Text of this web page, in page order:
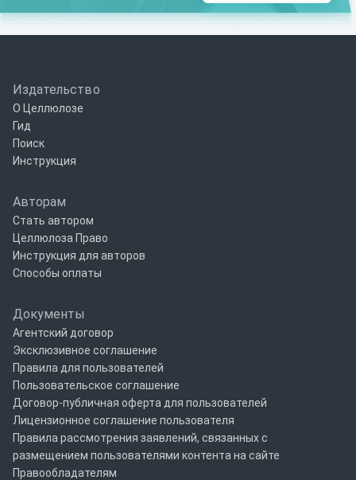
Издательство
О Целлюлозе
Гид
Поиск
Инструкция
Авторам
Стать автором
Целлюлоза Право
Инструкция для авторов
Способы оплаты
Документы
Агентский договор
Эксклюзивное соглашение
Правила для пользователей
Пользовательское соглашение
Договор-публичная оферта для пользователей
Лицензионное соглашение пользователя
Правила рассмотрения заявлений, связанных с
размещением пользователями контента на сайте
Правообладателям